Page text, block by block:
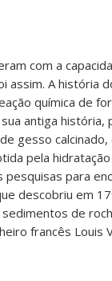
com a
assim. A história
química de
antiga história,
gesso
pela
pesquisas para
descobriu em
de
francês Louis